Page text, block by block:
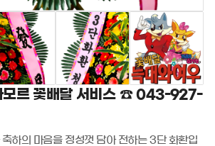
모르 꽃배달 서비스 ☎️ 043-927-
하의 마음을 정성껏 담아 전하는 3단 화환입